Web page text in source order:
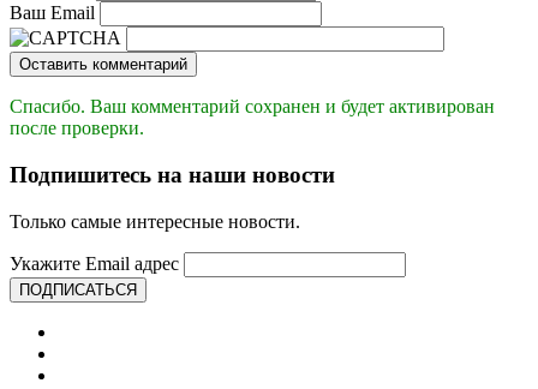
Ваш Email
Оставить комментарий
Спасибо. Ваш комментарий сохранен и будет активирован
после проверки.
Подпишитесь на наши новости
Только самые интересные новости.
Укажите Email адрес
ПОДПИСАТЬСЯ